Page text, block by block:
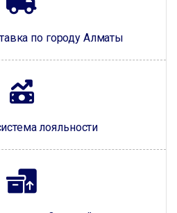
по городу Алматы
лояльности